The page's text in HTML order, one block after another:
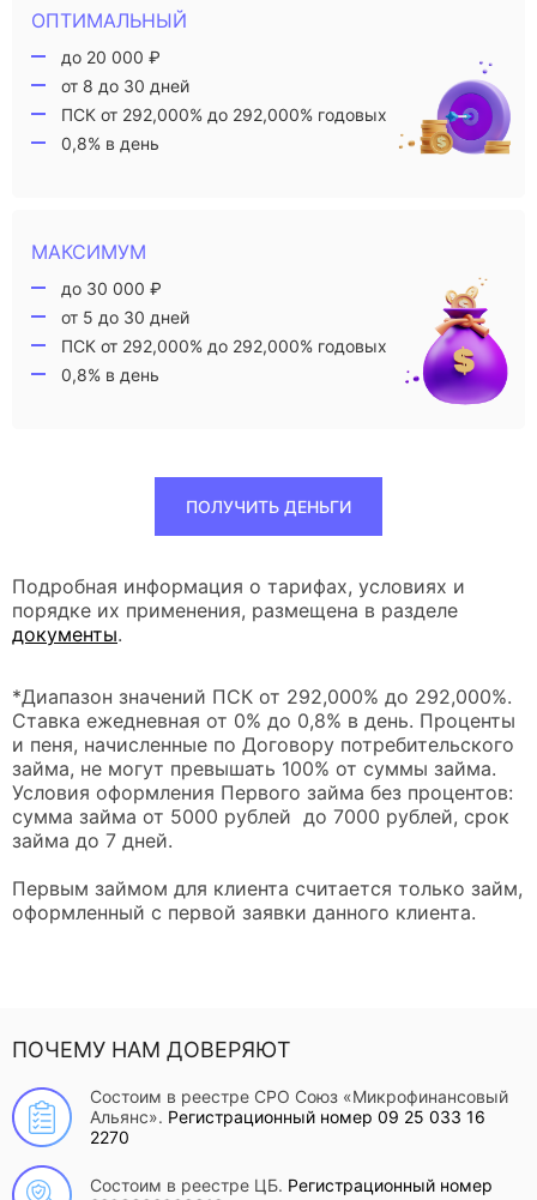
ОПТИМАЛЬНЫЙ
до 20 000 ₽
от 8 до 30 дней
ПСК от 292,000% до 292,000% годовых
0,8% в день
МАКСИМУМ
до 30 000 ₽
от 5 до 30 дней
ПСК от 292,000% до 292,000% годовых
0,8% в день
ПОЛУЧИТЬ ДЕНЬГИ
Подробная информация о тарифах, условиях и
порядке их применения, размещена в разделе
документы.
*Диапазон значений ПСК от 292,000% до 292,000%.
Ставка ежедневная от 0% до 0,8% в день. Проценты
и пеня, начисленные по Договору потребительского
займа, не могут превышать 100% от суммы займа.
Условия оформления Первого займа без процентов:
сумма займа от 5000 рублей до 7000 рублей, срок
займа до 7 дней.
Первым займом для клиента считается только займ,
оформленный с первой заявки данного клиента.
ПОЧЕМУ НАМ ДОВЕРЯЮТ
Состоим в реестре СРО Союз «Микрофинансовый
Альянс». Регистрационный номер 09 25 033 16
2270
Состоим в реестре ЦБ. Регистрационный номер